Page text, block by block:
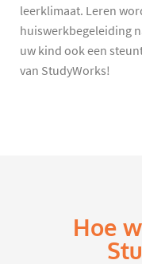
leerklimaat. Leren
huiswerkbegeleiding
uw kind ook een
van StudyWorks!
Hoe